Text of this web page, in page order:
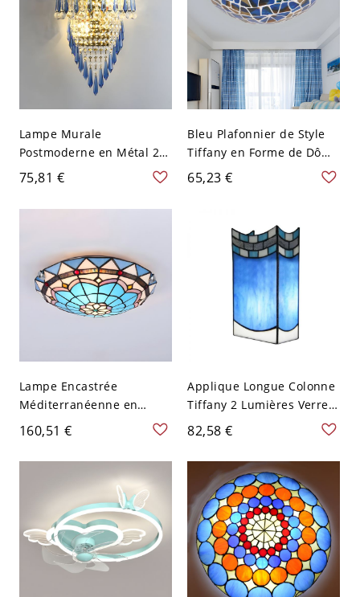
Lampe Murale
Postmoderne en Métal 2-
Ampoule Applique Murale
Design de Frange en
Cristal - 110 V-120 V Bleu
75,81 €
Bleu Plafonnier de Style
Tiffany en Forme de Dôme
en Verre Craquelé à 2/3/4
Ampoules Lampe
de Large - Bleu 110 V-120
V 30,48 cm
65,23 €
Lampe Encastrée
Méditerranéenne en
Forme de Dôme en Vitrail
à 2/3/4 Lumières
Plafonnier pour Chambre
- 110 V-120 V Bleu-Brun
160,51 €
Applique Longue Colonne
Tiffany 2 Lumières Verre
Découpé Bleu Luminaire
Mural pour Salle de Bain
82,58 €